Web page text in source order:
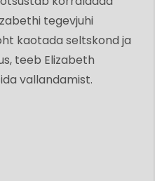
tegevjuhi
kaotada seltskond ja
teeb Elizabeth
vallandamist.